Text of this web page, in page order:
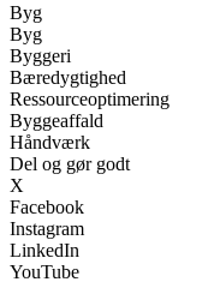
Byg
Byg
Byggeri
Bæredygtighed
Ressourceoptimering
Byggeaffald
Håndværk
Del og gør godt
X
Facebook
Instagram
LinkedIn
YouTube